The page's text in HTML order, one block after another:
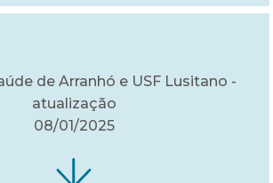
de Arranhó e USF Lusitano -
atualização
08/01/2025